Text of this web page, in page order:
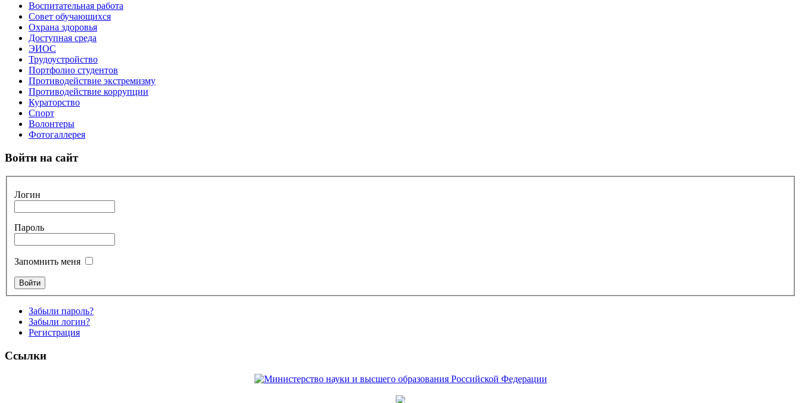
Воспитательная работа
Совет обучающихся
Охрана здоровья
Доступная среда
ЭИОС
Трудоустройство
Портфолио студентов
Противодействие экстремизму
Противодействие коррупции
Кураторство
Спорт
Волонтеры
Фотогаллерея
Войти на сайт
Логин
Пароль
Запомнить меня
Забыли пароль?
Забыли логин?
Регистрация
Ссылки